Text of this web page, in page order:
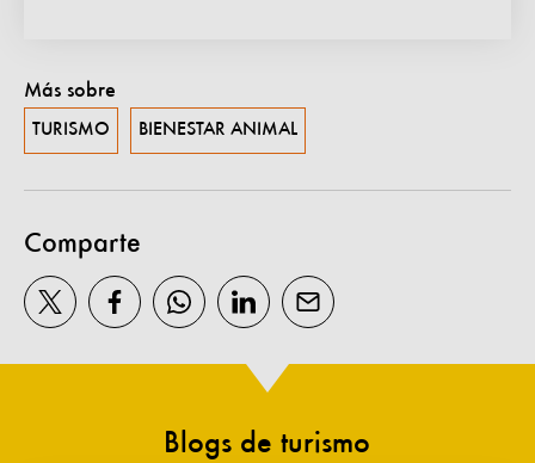
Más sobre
TURISMO BIENESTAR ANIMAL
Comparte
Blogs de turismo